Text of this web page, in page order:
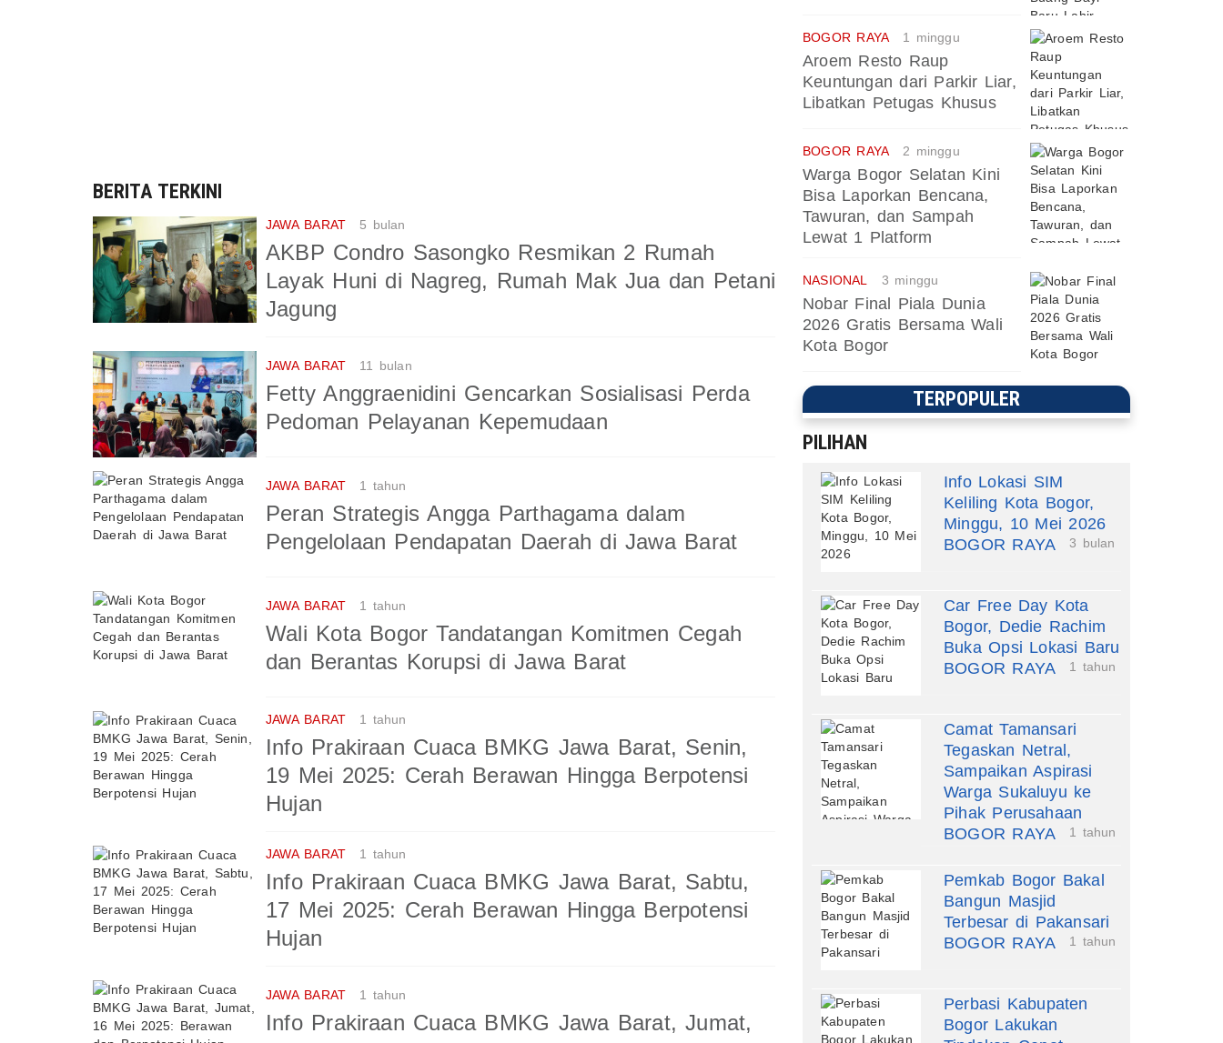
BERITA TERKINI
JAWA BARAT 5 bulan
AKBP Condro Sasongko Resmikan 2 Rumah
Layak Huni di Nagreg, Rumah Mak Jua dan Petani
Jagung
JAWA BARAT 11 bulan
Fetty Anggraenidini Gencarkan Sosialisasi Perda
Pedoman Pelayanan Kepemudaan
JAWA BARAT 1 tahun
Peran Strategis Angga Parthagama dalam
Pengelolaan Pendapatan Daerah di Jawa Barat
JAWA BARAT 1 tahun
Wali Kota Bogor Tandatangan Komitmen Cegah
dan Berantas Korupsi di Jawa Barat
JAWA BARAT 1 tahun
Info Prakiraan Cuaca BMKG Jawa Barat, Senin,
19 Mei 2025: Cerah Berawan Hingga Berpotensi
Hujan
JAWA BARAT 1 tahun
Info Prakiraan Cuaca BMKG Jawa Barat, Sabtu,
17 Mei 2025: Cerah Berawan Hingga Berpotensi
Hujan
JAWA BARAT 1 tahun
Info Prakiraan Cuaca BMKG Jawa Barat, Jumat,
BOGOR RAYA 1 minggu
Aroem Resto Raup
Keuntungan dari Parkir Liar,
Libatkan Petugas Khusus
BOGOR RAYA 2 minggu
Warga Bogor Selatan Kini
Bisa Laporkan Bencana,
Tawuran, dan Sampah
Lewat 1 Platform
NASIONAL 3 minggu
Nobar Final Piala Dunia
2026 Gratis Bersama Wali
Kota Bogor
TERPOPULER
PILIHAN
Info Lokasi SIM
Keliling Kota Bogor,
Minggu, 10 Mei 2026
BOGOR RAYA
3 bulan
Car Free Day Kota
Bogor, Dedie Rachim
Buka Opsi Lokasi Baru
BOGOR RAYA
1 tahun
Camat Tamansari
Tegaskan Netral,
Sampaikan Aspirasi
Warga Sukaluyu ke
Pihak Perusahaan
BOGOR RAYA
1 tahun
Pemkab Bogor Bakal
Bangun Masjid
Terbesar di Pakansari
BOGOR RAYA
1 tahun
Perbasi Kabupaten
Bogor Lakukan